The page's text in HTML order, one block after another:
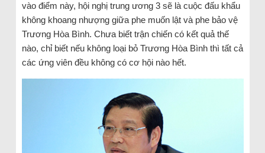
vào điểm này, hội nghị trung ương 3 sẽ là cuộc đấu khẩu
không khoang nhượng giữa phe muốn lật và phe bảo vệ
Trương Hòa Bình. Chưa biết trận chiến có kết quả thế
nào, chỉ biết nếu không loại bỏ Trương Hòa Bình thì tất cả
các ứng viên đều không có cơ hội nào hết.